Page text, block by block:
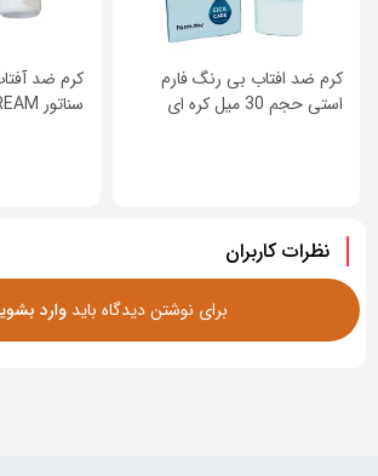
کرم ضد افتاب بی رنگ فارم
استی حجم 30 میل کره ای
کرم ضد
سناتور SENATOR BB CREAM
نظرات کاربران
برای نوشتن دیدگاه باید وارد